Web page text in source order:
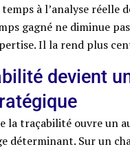
à l’analyse réelle
gagné ne diminue
Il la rend plus
devient
la traçabilité ouvre un
déterminant. Sur un